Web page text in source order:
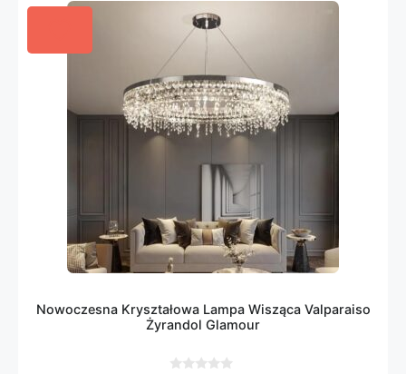
Nowoczesna Kryształowa Lampa Wisząca Valparaiso
Żyrandol Glamour